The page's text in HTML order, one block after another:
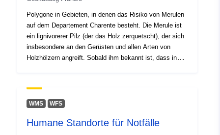
Polygone in Gebieten, in denen das Risiko von Merulen
auf dem Departement Charente besteht. Die Merule ist
ein lignivorerer Pilz (der das Holz zerquetscht), der sich
insbesondere an den Gerüsten und allen Arten von
Holzhölzern angreift. Sobald ihm bekannt ist, dass in
nicht vorhanden, der Eigentümer) dies im Rathaus an.
Werden in einer oder mehreren Gemeinden
nach Anhörung der betroffenen Gemeinderäte eine
WMS WFS
Humane Standorte für Notfälle